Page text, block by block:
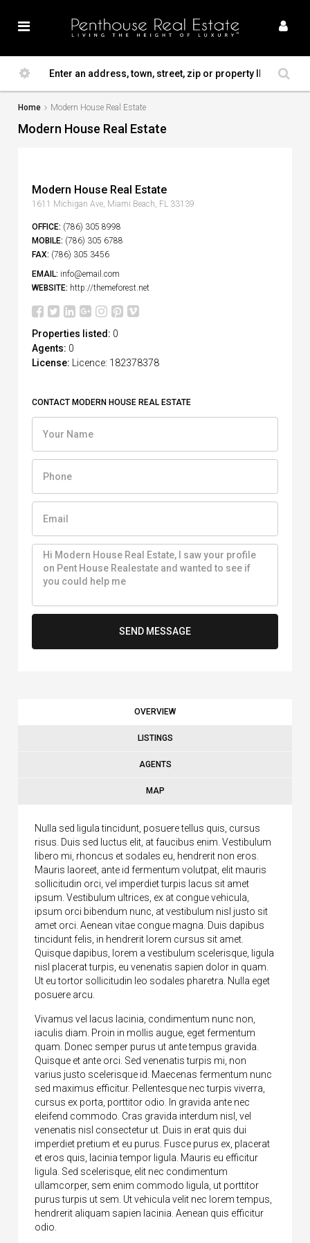
Home Modern House Real Estate
Modern House Real Estate
Modern House Real Estate
1611 Michigan Ave, Miami Beach, FL 33139
OFFICE: (786) 305 8998
MOBILE: (786) 305 6788
FAX: (786) 305 3456
EMAIL: info@email.com
WEBSITE: http://themeforest.net
Properties listed: 0
Agents: 0
License:
Licence: 182378378
CONTACT MODERN HOUSE REAL ESTATE
SEND MESSAGE
OVERVIEW
LISTINGS
AGENTS
MAP
Nulla sed ligula tincidunt, posuere tellus quis, cursus
risus. Duis sed luctus elit, at faucibus enim. Vestibulum
libero mi, rhoncus et sodales eu, hendrerit non eros.
Mauris laoreet, ante id fermentum volutpat, elit mauris
sollicitudin orci, vel imperdiet turpis lacus sit amet
ipsum. Vestibulum ultrices, ex at congue vehicula,
ipsum orci bibendum nunc, at vestibulum nisl justo sit
amet orci. Aenean vitae congue magna. Duis dapibus
tincidunt felis, in hendrerit lorem cursus sit amet.
Quisque dapibus, lorem a vestibulum scelerisque, ligula
nisl placerat turpis, eu venenatis sapien dolor in quam.
Ut eu tortor sollicitudin leo sodales pharetra. Nulla eget
posuere arcu.
Vivamus vel lacus lacinia, condimentum nunc non,
iaculis diam. Proin in mollis augue, eget fermentum
quam. Donec semper purus ut ante tempus gravida.
Quisque et ante orci. Sed venenatis turpis mi, non
varius justo scelerisque id. Maecenas fermentum nunc
sed maximus efficitur. Pellentesque nec turpis viverra,
cursus ex porta, porttitor odio. In gravida ante nec
eleifend commodo. Cras gravida interdum nisl, vel
venenatis nisl consectetur ut. Duis in erat quis dui
imperdiet pretium et eu purus. Fusce purus ex, placerat
et eros quis, lacinia tempor ligula. Mauris eu efficitur
ligula. Sed scelerisque, elit nec condimentum
ullamcorper, sem enim commodo ligula, ut porttitor
purus turpis ut sem. Ut vehicula velit nec lorem tempus,
hendrerit aliquam sapien lacinia. Aenean quis efficitur
odio.